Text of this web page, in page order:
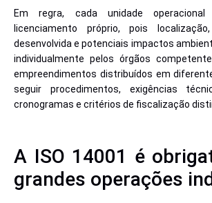
Em regra, cada unidade
licenciamento próprio, pois
desenvolvida e potenciais impactos
individualmente pelos órgãos
empreendimentos distribuídos em
seguir procedimentos, exigências
cronogramas e critérios de fiscalização
A ISO 14001 é
grandes operações